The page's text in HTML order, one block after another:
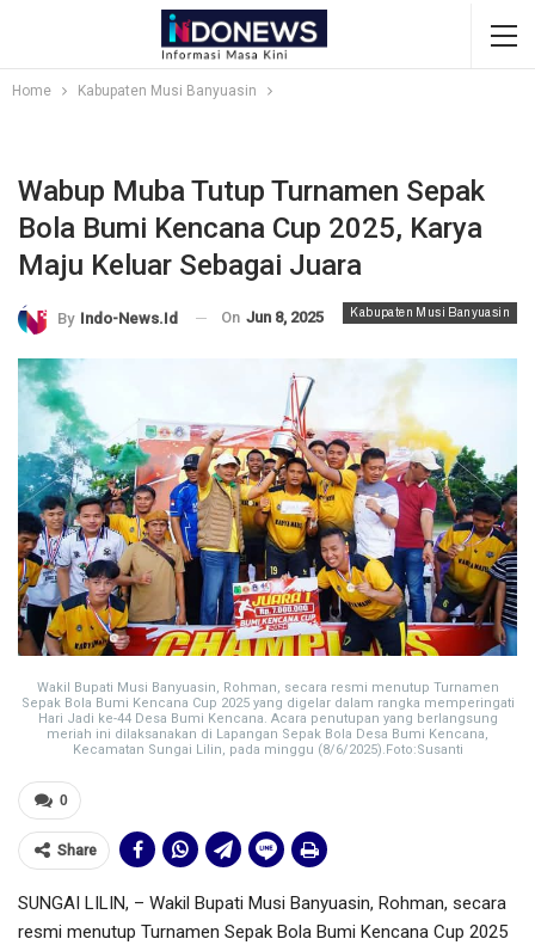
Home Kabupaten Musi Banyuasin
Wabup Muba Tutup Turnamen Sepak
Bola Bumi Kencana Cup 2025, Karya
Maju Keluar Sebagai Juara
Kabupaten Musi Banyuasin
By Indo-News.id On Jun 8, 2025
Wakil Bupati Musi Banyuasin, Rohman, secara resmi menutup Turnamen
Sepak Bola Bumi Kencana Cup 2025 yang digelar dalam rangka memperingati
Hari Jadi ke-44 Desa Bumi Kencana. Acara penutupan yang berlangsung
meriah ini dilaksanakan di Lapangan Sepak Bola Desa Bumi Kencana,
Kecamatan Sungai Lilin, pada minggu (8/6/2025).Foto:Susanti
0
Share
SUNGAI LILIN, – Wakil Bupati Musi Banyuasin, Rohman, secara
resmi menutup Turnamen Sepak Bola Bumi Kencana Cup 2025